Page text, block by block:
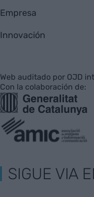
Empresa
Innovación
Web auditado por OJD
Con la colaboración de:
SIGUE VIA